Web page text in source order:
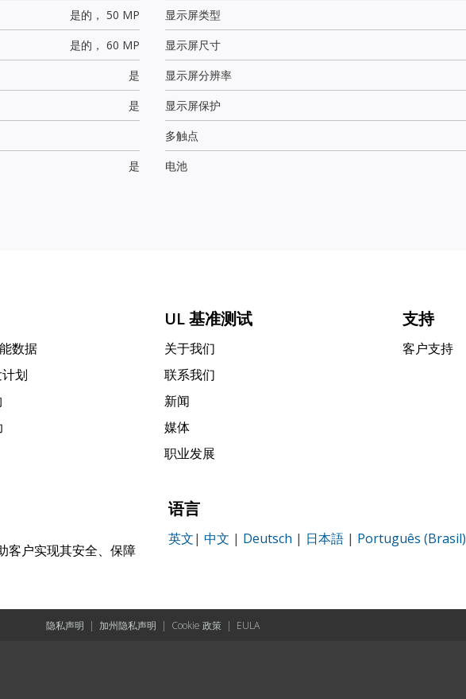
是的， 50 MP
是的， 60 MP
是
是
是
显示屏类型
显示屏尺寸
显示屏分辨率
显示屏保护
多触点
电池
数据
划
UL 基准测试
关于我们
联系我们
新闻
媒体
职业发展
支持
客户支持
客户实现其安全、保障
语言
英文| 中文 | Deutsch | 日本語 | Português (Brasil)
隐私声明 | 加州隐私声明 | Cookie 政策| EULA